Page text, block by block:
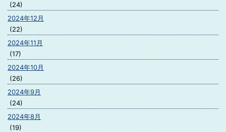
(24)
2024年12月
(22)
2024年11月
(17)
2024年10月
(26)
2024年9月
(24)
2024年8月
(19)